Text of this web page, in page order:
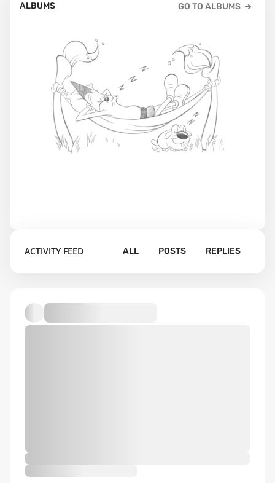
ALBUMS GO TO ALBUMS
ACTIVITY FEED ALL POSTS REPLIES